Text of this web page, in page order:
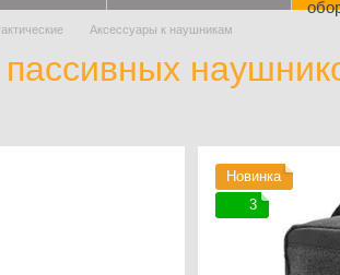
Аксессуары к наушникам
Новинка
3